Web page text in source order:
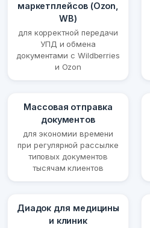
маркетплейсов (Ozon,
WB)
для корректной передачи
УПД и обмена
документами с Wildberries
и Ozon
Массовая отправка
документов
для экономии времени
при регулярной рассылке
типовых документов
тысячам клиентов
Диадок для медицины
и клиник